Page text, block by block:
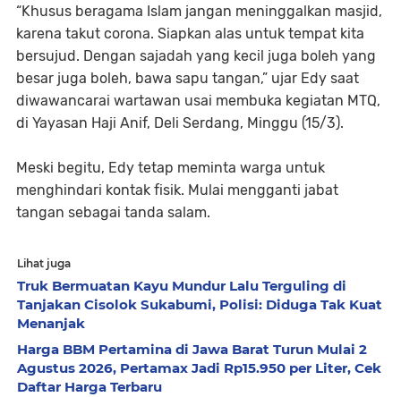
“Khusus beragama Islam jangan meninggalkan masjid,
karena takut corona. Siapkan alas untuk tempat kita
bersujud. Dengan sajadah yang kecil juga boleh yang
besar juga boleh, bawa sapu tangan,” ujar Edy saat
diwawancarai wartawan usai membuka kegiatan MTQ,
di Yayasan Haji Anif, Deli Serdang, Minggu (15/3).
Meski begitu, Edy tetap meminta warga untuk
menghindari kontak fisik. Mulai mengganti jabat
tangan sebagai tanda salam.
Lihat juga
Truk Bermuatan Kayu Mundur Lalu Terguling di
Tanjakan Cisolok Sukabumi, Polisi: Diduga Tak Kuat
Menanjak
Harga BBM Pertamina di Jawa Barat Turun Mulai 2
Agustus 2026, Pertamax Jadi Rp15.950 per Liter, Cek
Daftar Harga Terbaru